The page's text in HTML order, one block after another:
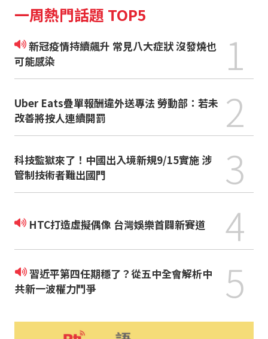
一周熱門話題 TOP5
新冠疫情持續飆升 常見八大症狀 沒發燒也
可能感染
1
Uber Eats疊單報酬違外送專法 勞動部：若未
改善將按人連續開罰
2
科技監獄來了！中國出入境新規9/15實施 涉
管制技術者難出國門
3
HTC打造虛擬偶像 台灣娛樂首闢新賽道 4
習近平第四任期穩了？從五中全會解析中
共新一波權力鬥爭
5